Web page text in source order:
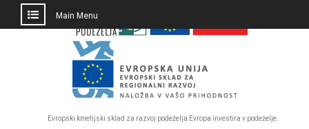
PRESKOČI
Evropski kmetijski sklad za razvoj podeželja Evropa investira v podeželje.
Main Menu